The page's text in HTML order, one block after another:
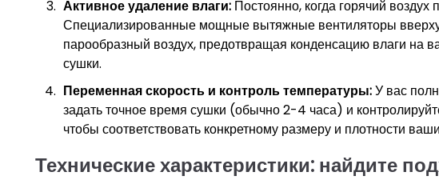
Активное удаление влаги: Постоянно, когда горячий
Специализированные мощные вытяжные вентиляторы
парообразный воздух, предотвращая конденсацию влаги на
сушки.
Переменная скорость и контроль температуры:У вас
задать точное время сушки (обычно 2-4 часа) и
чтобы соответствовать конкретному размеру и плотности
Технические характеристики: найдите